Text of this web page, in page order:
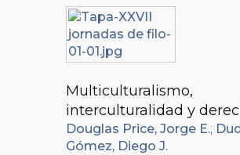
Multiculturalismo,
interculturalidad y
Douglas Price, Jorge E.;
Gómez, Diego J.